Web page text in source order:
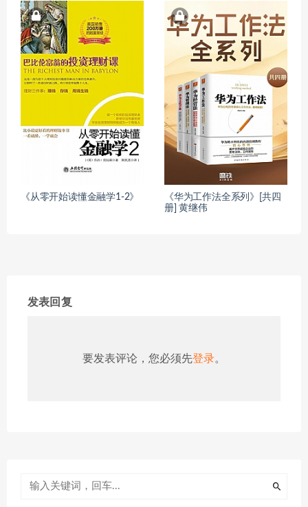
《从零开始读懂金融学1-2》
《华为工作法全系列》[共四
册] 黄继伟
发表回复
要发表评论，您必须先登录。